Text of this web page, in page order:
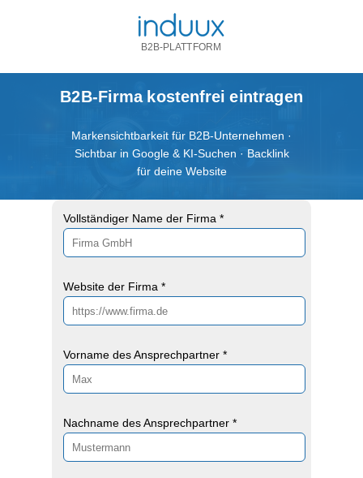
B2B-Firma kostenfrei eintragen
B2B-PLATTFORM
Vollständiger Name der Firma *
Website der Firma *
Vorname des Ansprechpartner *
Nachname des Ansprechpartner *
Markensichtbarkeit für B2B-Unternehmen ·
Sichtbar in Google & KI-Suchen · Backlink
für deine Website